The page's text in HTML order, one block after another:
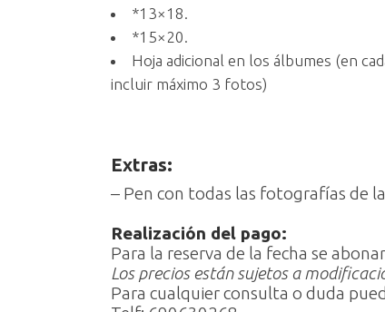
*13×18.
*15×20.
Hoja adicional en los álbumes (en
incluir máximo 3 fotos)
Extras:
– Pen con todas las fotografías de
Realización del pago:
Para la reserva de la fecha se
Los precios están sujetos a
Para cualquier consulta o duda